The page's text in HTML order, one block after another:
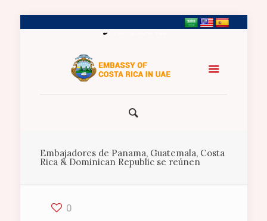
+971 2 5547458
Embajadores de Panama, Guatemala, Costa
Rica & Dominican Republic se reúnen
0